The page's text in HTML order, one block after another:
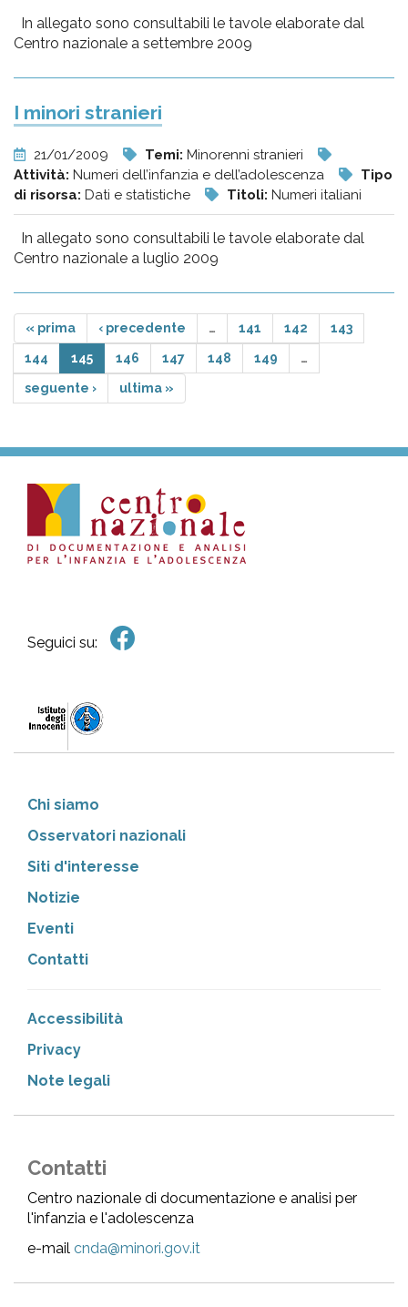
In allegato sono consultabili le tavole elaborate dal
Centro nazionale a settembre 2009
I minori stranieri
21/01/2009 Temi: Minorenni stranieri
Attività: Numeri dell’infanzia e dell’adolescenza
Tipo
di risorsa: Dati e statistiche Titoli: Numeri italiani
In allegato sono consultabili le tavole elaborate dal
Centro nazionale a luglio 2009
« prima ‹ precedente … 141 142 143
144 145 146 147 148 149 …
seguente › ultima »
Seguici su:
Chi siamo
Osservatori nazionali
Siti d'interesse
Notizie
Eventi
Contatti
Accessibilità
Privacy
Note legali
Contatti
Centro nazionale di documentazione e analisi per
l'infanzia e l'adolescenza
e-mail cnda@minori.gov.it